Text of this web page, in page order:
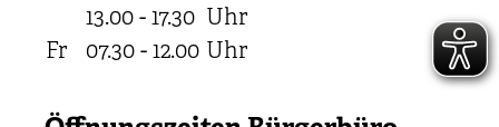
13.00 - 17.30 Uhr
Fr
07.30 - 12.00 Uhr